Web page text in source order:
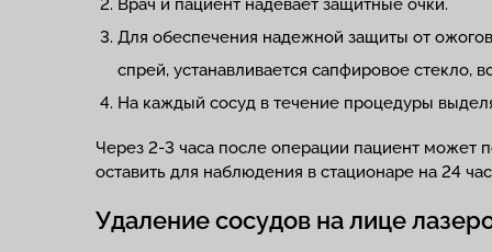
Врач и пациент надевает защитные очки.
Для обеспечения надежной защиты от
спрей, устанавливается сапфировое стекло,
На каждый сосуд в течение процедуры
Через 2-3 часа после операции пациент может
оставить для наблюдения в стационаре на 24
Удаление сосудов на лице